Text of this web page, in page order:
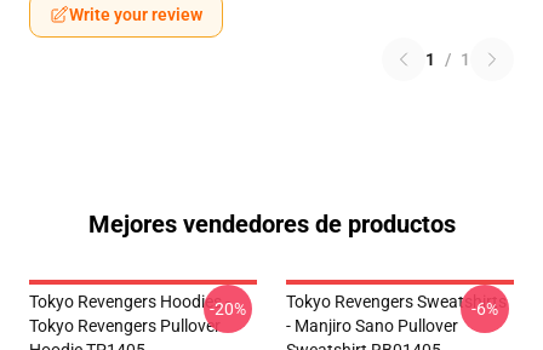
Write your review
1 / 1
Mejores vendedores de productos
Tokyo Revengers Hoodies -
Tokyo Revengers Pullover
-20%
Tokyo Revengers Sweatshirts
- Manjiro Sano Pullover
-6%